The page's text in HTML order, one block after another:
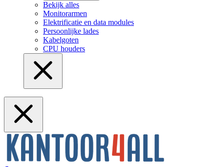
Bekijk alles
Monitorarmen
Elektrificatie en data modules
Persoonlijke lades
Kabelgoten
CPU houders